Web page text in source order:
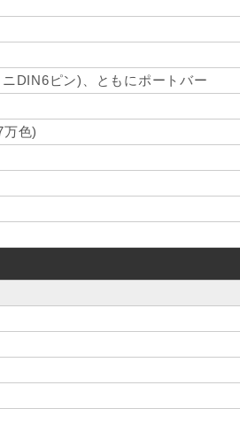
DIN6ピン)、ともにポートバー
色)